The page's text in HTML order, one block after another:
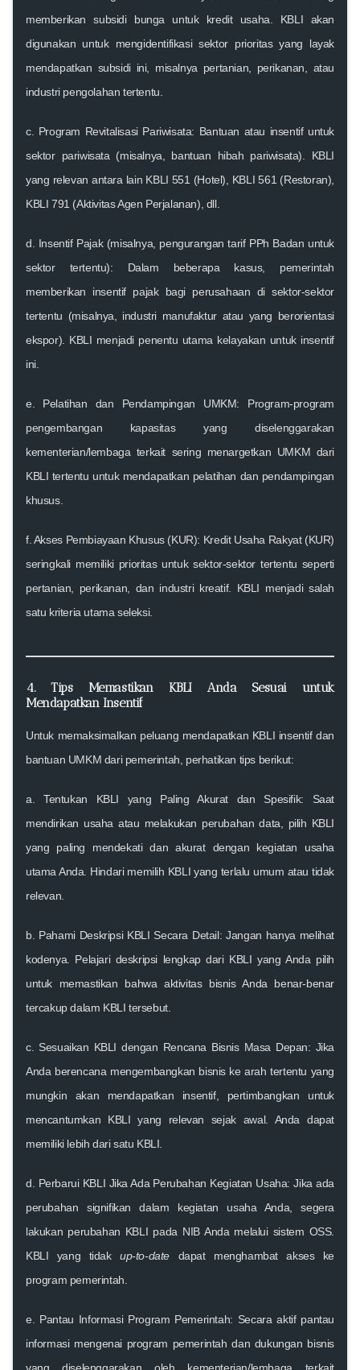
memberikan subsidi bunga untuk kredit usaha. KBLI akan
digunakan untuk mengidentifikasi sektor prioritas yang layak
mendapatkan subsidi ini, misalnya pertanian, perikanan, atau
industri pengolahan tertentu.
c. Program Revitalisasi Pariwisata: Bantuan atau insentif untuk
sektor pariwisata (misalnya, bantuan hibah pariwisata). KBLI
yang relevan antara lain KBLI 551 (Hotel), KBLI 561 (Restoran),
KBLI 791 (Aktivitas Agen Perjalanan), dll.
d . Insentif Pajak (misalnya, pengurangan tarif PPh Badan untuk
sektor tertentu): Dalam beberapa kasus, pemerintah
memberikan insentif pajak bagi perusahaan di sektor-sektor
tertentu (misalnya, industri manufaktur atau yang berorientasi
ekspor). KBLI menjadi penentu utama kelayakan untuk insentif
ini.
e . Pelatihan dan Pendampingan UMKM: Program-program
pengembangan kapasitas yang diselenggarakan
kementerian/lembaga terkait sering menargetkan UMKM dari
KBLI tertentu untuk mendapatkan pelatihan dan pendampingan
khusus.
f. Akses Pembiayaan Khusus (KUR): Kredit Usaha Rakyat (KUR)
seringkali memiliki prioritas untuk sektor-sektor tertentu seperti
pertanian, perikanan, dan industri kreatif. KBLI menjadi salah
satu kriteria utama seleksi.
4. Tips Memastikan KBLI Anda Sesuai untuk
Mendapatkan Insentif
Untuk memaksimalkan peluang mendapatkan KBLI insentifdan
bantuan UMKM dari pemerintah, perhatikan tips berikut:
a . Tentukan KBLI yang Paling Akurat dan Spesifik: Saat
mendirikan usaha atau melakukan perubahan data, pilih KBLI
yang paling mendekati dan akurat dengan kegiatan usaha
utama Anda. Hindari memilih KBLI yang terlalu umum atau tidak
relevan.
b. Pahami Deskripsi KBLI Secara Detail: Jangan hanya melihat
kodenya. Pelajari deskripsi lengkap dari KBLI yang Anda pilih
untuk memastikan bahwa aktivitas bisnis Anda benar-benar
tercakup dalam KBLI tersebut.
c. Sesuaikan KBLI dengan Rencana Bisnis Masa Depan: Jika
Anda berencana mengembangkan bisnis ke arah tertentu yang
mungkin akan mendapatkan insentif, pertimbangkan untuk
mencantumkan KBLI yang relevan sejak awal. Anda dapat
memiliki lebih dari satu KBLI.
d . Perbarui KBLI Jika Ada Perubahan Kegiatan Usaha: Jika ada
perubahan signifikan dalam kegiatan usaha Anda, segera
lakukan perubahan KBLI pada NIB Anda melalui sistem OSS.
KBLI yang tidakup-to-date dapat menghambat akses ke
program pemerintah.
e . Pantau Informasi Program Pemerintah: Secara aktif pantau
informasi mengenai program pemerintah dan dukungan bisnis